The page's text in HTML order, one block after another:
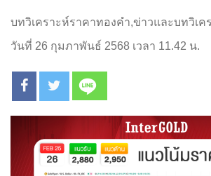
บทวิเคราะห์ราคาทองคำ,ข่าวและบทวิเค
วันที่ 26 กุมภาพันธ์ 2568 เวลา 11.42 น.